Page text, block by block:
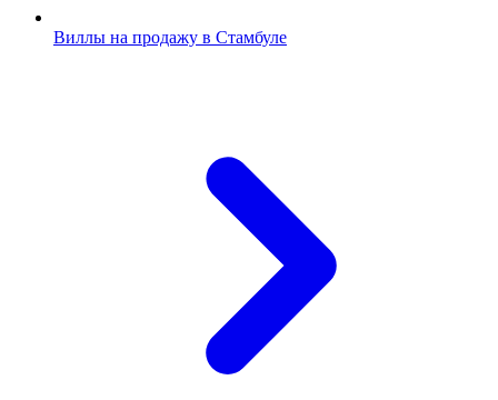
Виллы на продажу в Стамбуле